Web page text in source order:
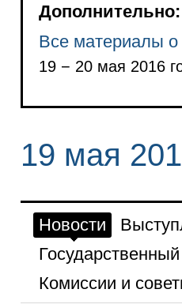
Дополнительно:
Все материалы
19 − 20 мая 2016
19 мая
Новости
Комиссии и